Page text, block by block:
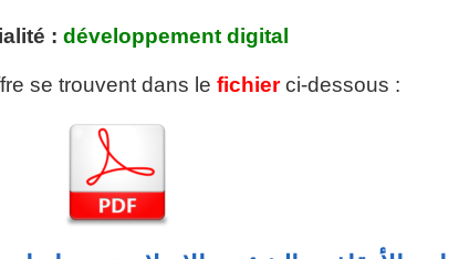
: développement digital
se trouvent dans le fichier ci-dessous :